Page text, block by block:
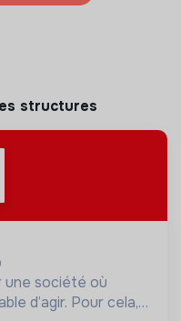
structures
une société où
d’agir. Pour cela,